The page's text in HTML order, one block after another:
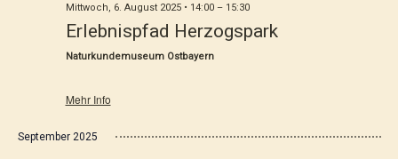
Mittwoch, 6. August 2025 • 14:00– 15:30
Erlebnispfad Herzogspark
Naturkundemuseum Ostbayern
Mehr Info
September 2025